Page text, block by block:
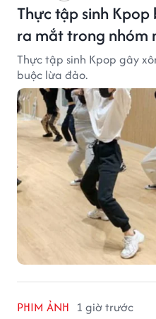
Thực tập sinh
ra mắt trong nhóm
Thực tập sinh Kpop gây
buộc lừa đảo.
PHIM ẢNH 1 giờ trước